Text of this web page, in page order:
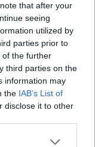
that after your
seeing
utilized by
parties prior to
of the further
third parties on the
information may
the IAB’s List of
disclose it to other
or more Google
συνέχεια
σε